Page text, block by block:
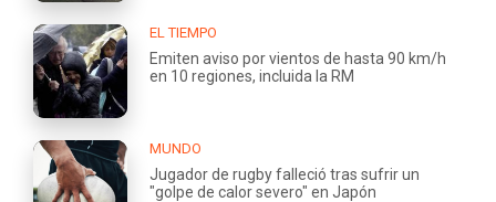
EL TIEMPO
Emiten aviso por vientos de hasta 90 km/h
en 10 regiones, incluida la RM
MUNDO
Jugador de rugby falleció tras sufrir un
"golpe de calor severo" en Japón